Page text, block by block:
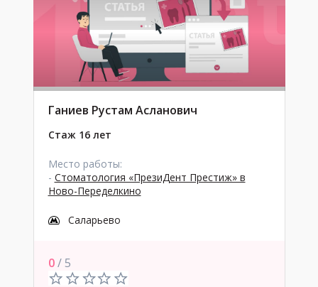
Ганиев Рустам Асланович
Стаж 16 лет
Место работы:
- Стоматология «ПрезиДент Престиж» в
Ново-Переделкино
Саларьево
0/ 5